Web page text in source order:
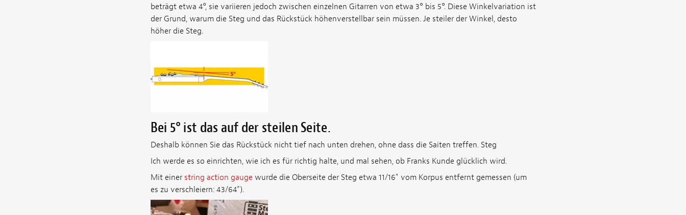
beträgt etwa 4°, sie variieren jedoch zwischen einzelnen Gitarren von etwa 3° bis 5°. Diese Winkelvariation ist
der Grund, warum die Steg und das Rückstück höhenverstellbar sein müssen. Je steiler der Winkel, desto
höher die Steg.
Bei 5° ist das auf der steilen Seite.
Deshalb können Sie das Rückstück nicht tief nach unten drehen, ohne dass die Saiten treffen. Steg
Ich werde es so einrichten, wie ich es für richtig halte, und mal sehen, ob Franks Kunde glücklich wird.
Mit einer string action gauge wurde die Oberseite der Steg etwa 11/16" vom Korpus entfernt gemessen (um
es zu verschleiern: 43/64”).